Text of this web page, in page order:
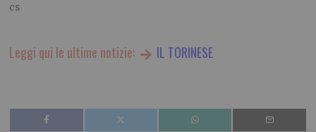
cs
Leggi qui le ultime notizie: IL TORINESE